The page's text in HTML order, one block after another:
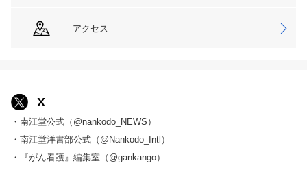
アクセス
X
・南江堂公式（@nankodo_NEWS）
・南江堂洋書部公式（@Nankodo_Intl）
・『がん看護』編集室（@gankango）